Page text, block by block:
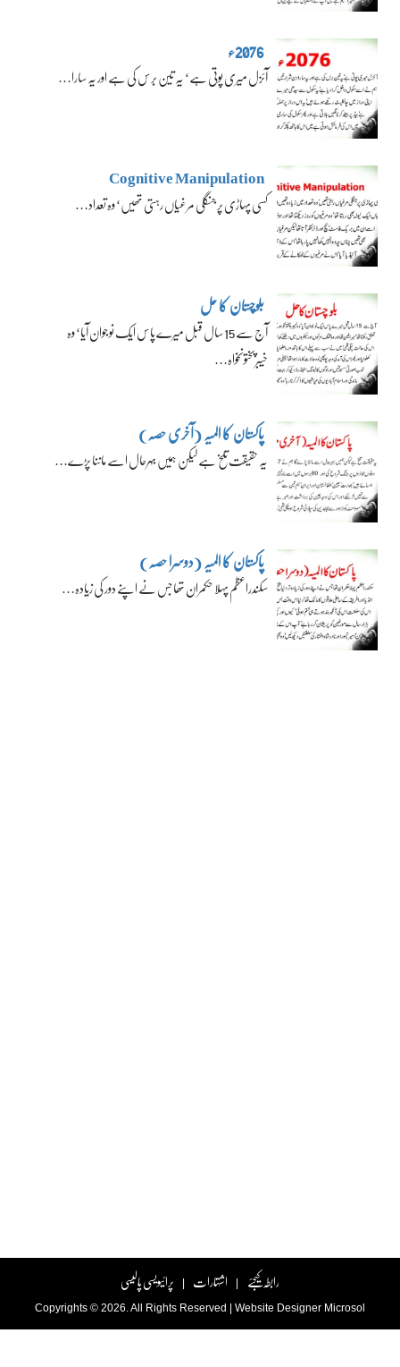
2076ء
آئزل میری پوتی ہے‘ یہ تین برس کی ہے اور یہ سارا…
Cognitive Manipulation
کسی پہاڑی پر جنگلی مرغیاں رہتی تھیں‘ وہ تعداد…
بلوچستان کا حل
آج سے 15 سال قبل میرے پاس ایک نوجوان آیا‘ وہ
خیبرپختونخواہ…
پاکستان کا المیہ (آخری حصہ)
یہ حقیقت تلخ ہے لیکن ہمیں بہرحال اسے ماننا پڑے…
پاکستان کا المیہ (دوسرا حصہ)
سکندراعظم پہلا حکمران تھا جس نے اپنے دور کی زیادہ…
رابطہ کیجئے اشتہارات پرائیویسی پالیسی
Copyrights © 2026. All Rights Reserved | Website Designer Microsol